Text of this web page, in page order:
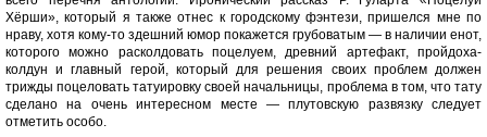
Хёрши», который я также отнес к городскому фэнтези, пришелся мне по
нраву, хотя кому-то здешний юмор покажется грубоватым — в наличии енот,
которого можно расколдовать поцелуем, древний артефакт, пройдоха-
колдун и главный герой, который для решения своих проблем должен
трижды поцеловать татуировку своей начальницы, проблема в том, что тату
сделано на очень интересном месте — плутовскую развязку следует
отметить особо.